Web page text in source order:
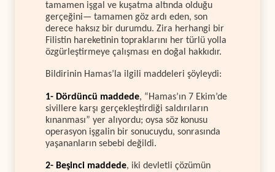
tamamen işgal ve kuşatma altında olduğu
gerçeğini— tamamen göz ardı eden, son
derece haksız bir durumdu. Zira herhangi bir
Filistin hareketinin topraklarını her türlü yolla
özgürleştirmeye çalışması en doğal hakkıdır.
Bildirinin Hamas’la ilgili maddeleri şöyleydi:
1- Dördüncü maddede, “Hamas’ın 7 Ekim’de
sivillere karşı gerçekleştirdiği saldırıların
kınanması” yer alıyordu; oysa söz konusu
operasyon işgalin bir sonucuydu, sonrasında
yaşananların sebebi değildi.
2- Beşinci maddede, iki devletli çözümün